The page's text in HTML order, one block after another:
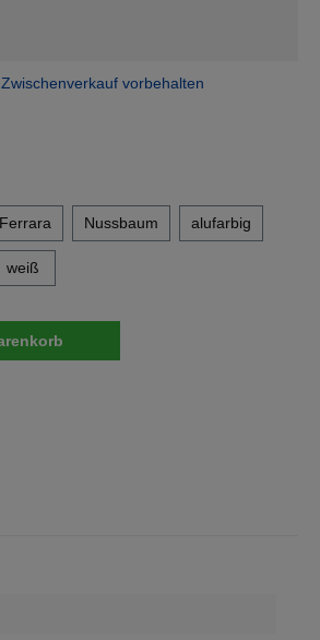
vorbehalten
Nussbaum alufarbig
weiß
Wert ein